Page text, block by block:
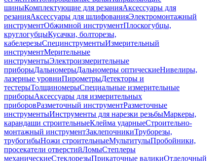
шиныКомплектующие для резанияАксессуары для
резанияАксессуары для шлифованияЭлектромонтажный
инструментОбжимной инструментПлоскогубцы,
круглогубцыКусачки, болторезы,
кабелерезыСпецинструментыИзмерительный
инструментМерительные
инструментыЭлектроизмерительные
приборыДальномерыДальномеры оптическиеНивелиры,
лазерные уровниПирометрыДетекторы и
тестерыТолщиномерыСпециальные измерительные
приборыАксессуары для измерительных
приборовРазметочный инструментРазметочные
инструментыИнструменты для нарезки резьбыМаркеры,
карандаши строительныеКлейма ударныеСтроительно-
монтажный инструментЗаклепочникиТруборезы,
трубогибыНожи строительныеМультитулыПробойники,
просекатели отверстийЛомыСтеплеры
механическиеСтеклорезыПрикаточные валикиОтделочный